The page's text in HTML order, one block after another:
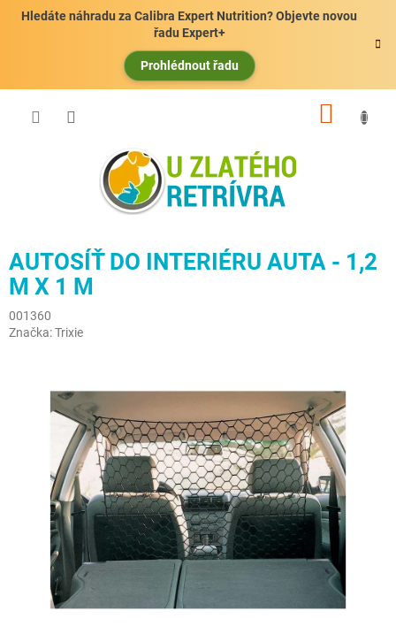
Hledáte náhradu za Calibra Expert Nutrition? Objevte novou
řadu Expert+
Prohlédnout řadu
AUTOSÍŤ DO INTERIÉRU AUTA - 1,2
M X 1 M
001360
Značka:Trixie